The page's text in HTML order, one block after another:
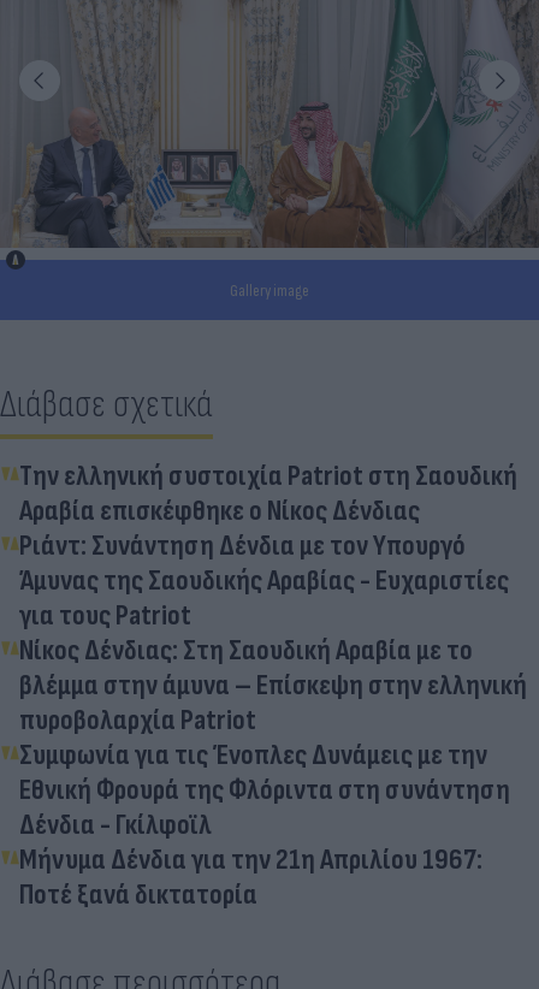
Gallery image
Διάβασε σχετικά
Την ελληνική συστοιχία Patriot στη Σαουδική
Αραβία επισκέφθηκε ο Νίκος Δένδιας
Ριάντ: Συνάντηση Δένδια με τον Υπουργό
Άμυνας της Σαουδικής Αραβίας - Ευχαριστίες
για τους Patriot
Νίκος Δένδιας: Στη Σαουδική Αραβία με το
βλέμμα στην άμυνα – Επίσκεψη στην ελληνική
πυροβολαρχία Patriot
Συμφωνία για τις Ένοπλες Δυνάμεις με την
Εθνική Φρουρά της Φλόριντα στη συνάντηση
Δένδια - Γκίλφοϊλ
Μήνυμα Δένδια για την 21η Απριλίου 1967:
Ποτέ ξανά δικτατορία